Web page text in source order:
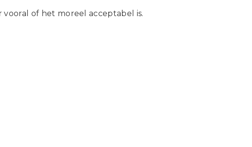
vooral of het moreel acceptabel is.